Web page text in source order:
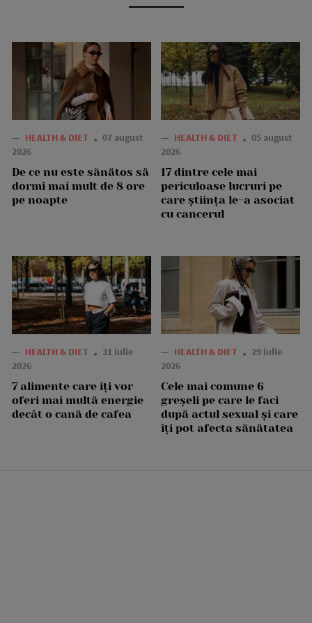
— HEALTH & DIET
07 august
2026
De ce nu este sănătos să
dormi mai mult de 8 ore
pe noapte
— HEALTH & DIET
05 august
2026
17 dintre cele mai
periculoase lucruri pe
care știința le-a asociat
cu cancerul
— HEALTH & DIET
31 iulie
2026
7 alimente care îți vor
oferi mai multă energie
decât o cană de cafea
— HEALTH & DIET
29 iulie
2026
Cele mai comune 6
greșeli pe care le faci
după actul sexual și care
îți pot afecta sănătatea